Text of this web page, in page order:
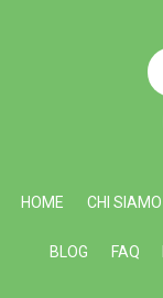
HOME CHI SIAMO
BLOG FAQ